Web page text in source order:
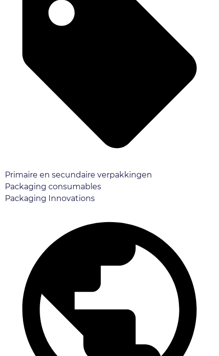
Primaire en secundaire verpakkingen
Packaging consumables
Packaging Innovations